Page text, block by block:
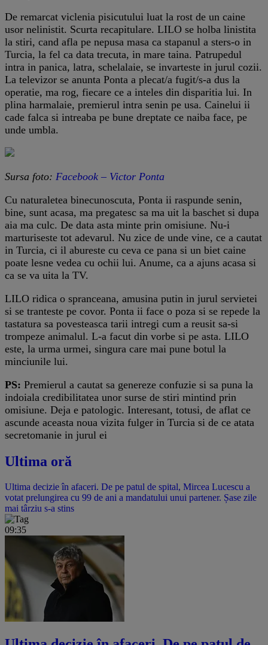
De remarcat viclenia pisicutului luat la rost de un caine
usor nelinistit. Scurta recapitulare. LILO se holba linistita
la stiri, cand afla pe nepusa masa ca stapanul a sters-o in
Turcia, la fel ca data trecuta, in mare taina. Patrupedul
intra in panica, latra, schelalaie, se invarteste in jurul cozii.
La televizor se anunta Ponta a plecat/a fugit/s-a dus la
operatie, ma rog, fiecare ce a inteles din disparitia lui. In
plina harmalaie, premierul intra senin pe usa. Cainelui ii
cade falca si intreaba pe bune dreptate ce naiba face, pe
unde umbla.
Sursa foto: Facebook – Victor Ponta
Cu naturaletea binecunoscuta, Ponta ii raspunde senin,
bine, sunt acasa, ma pregatesc sa ma uit la baschet si dupa
aia ma culc. De data asta minte prin omisiune. Nu-i
marturiseste tot adevarul. Nu zice de unde vine, ce a cautat
in Turcia, ci il abureste cu ceva ce pana si un biet caine
poate lesne vedea cu ochii lui. Anume, ca a ajuns acasa si
ca se va uita la TV.
LILO ridica o spranceana, amusina putin in jurul servietei
si se tranteste pe covor. Ponta ii face o poza si se repede la
tastatura sa povesteasca tarii intregi cum a reusit sa-si
trompeze animalul. L-a facut din vorbe si pe asta. LILO
este, la urma urmei, singura care mai pune botul la
minciunile lui.
PS: Premierul a cautat sa genereze confuzie si sa puna la
indoiala credibilitatea unor surse de stiri mintind prin
omisiune. Deja e patologic. Interesant, totusi, de aflat ce
ascunde aceasta noua vizita fulger in Turcia si de ce atata
secretomanie in jurul ei
Ultima oră
Ultima decizie în afaceri. De pe patul de spital, Mircea Lucescu a
votat prelungirea cu 99 de ani a mandatului unui partener. Șase zile
mai târziu s-a stins
09:35